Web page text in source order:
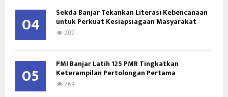
04 Sekda Banjar Tekankan Literasi Kebencanaan
untuk Perkuat Kesiapsiagaan Masyarakat
207
05 PMI Banjar Latih 125 PMR Tingkatkan
Keterampilan Pertolongan Pertama
269